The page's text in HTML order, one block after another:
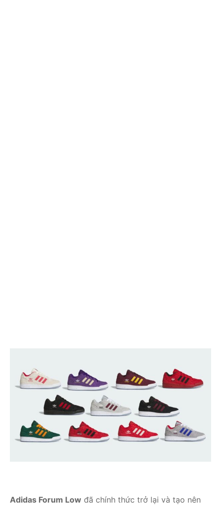
Adidas Forum Low đã chính thức trở lại và tạo nên